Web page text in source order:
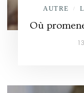
AUTRE /
Où